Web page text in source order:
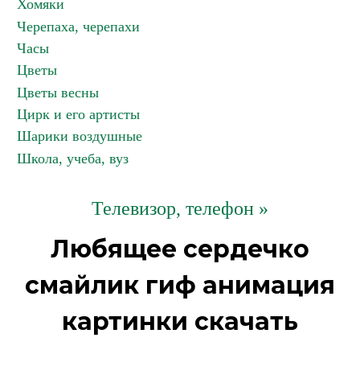
Хомяки
Черепаха, черепахи
Часы
Цветы
Цветы весны
Цирк и его артисты
Шарики воздушные
Школа, учеба, вуз
Телевизор, телефон »
Любящее сердечко
смайлик гиф анимация
картинки скачать